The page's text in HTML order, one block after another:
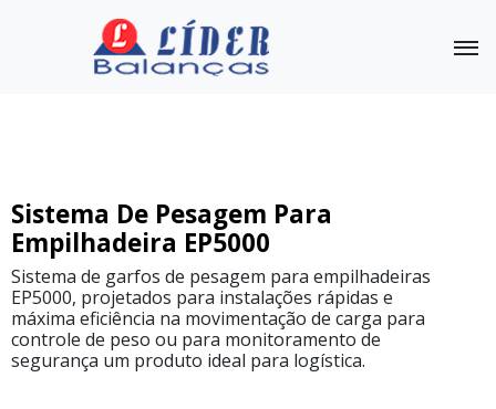
Sistema De Pesagem Para
Empilhadeira EP5000
Sistema de garfos de pesagem para empilhadeiras
EP5000, projetados para instalações rápidas e
máxima eficiência na movimentação de carga para
controle de peso ou para monitoramento de
segurança um produto ideal para logística.
Linha
Completa
Sistema
De
Pesagem
Para
Empilhadeira
EP8000